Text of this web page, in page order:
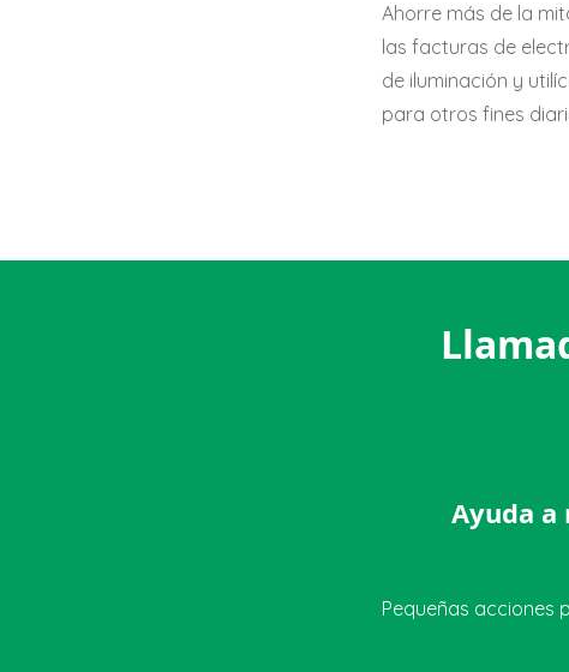
Ahorre más de la
las facturas de
de iluminación y
para otros fines
Ayuda a
Pequeñas acciones